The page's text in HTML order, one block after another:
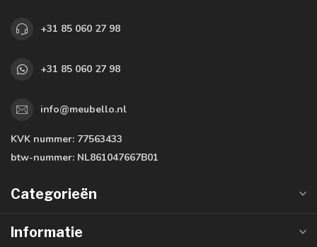
+31 85 060 27 98
+31 85 060 27 98
info@meubello.nl
KVK nummer: 77563433
btw-nummer: NL861047667B01
Categorieën
Informatie